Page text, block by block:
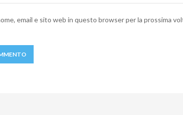
email e sito web in questo browser per la prossima